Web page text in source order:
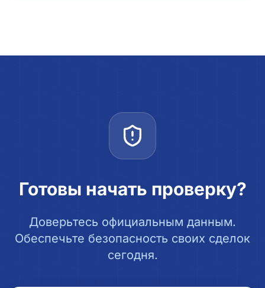
Готовы начать проверку?
Доверьтесь официальным данным.
Обеспечьте безопасность своих сделок
сегодня.